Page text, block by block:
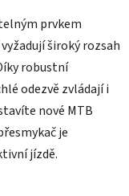
prvkem
široký rozsah
robustní
odezvě zvládají i
nové MTB
je
jízdě.